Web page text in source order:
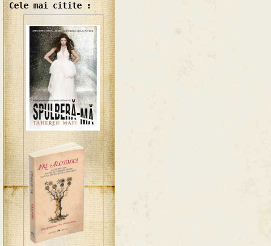
Cele mai citite :